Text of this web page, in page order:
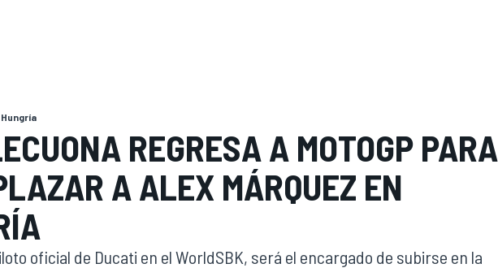
SPORTSCAR RALLY TURISMO
Hungría
REGRESA A MOTOGP PARA
A ALEX MÁRQUEZ EN
oficial de Ducati en el WorldSBK, será el encargado de subirse en la